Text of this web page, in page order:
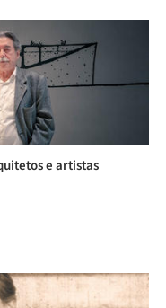
e artistas